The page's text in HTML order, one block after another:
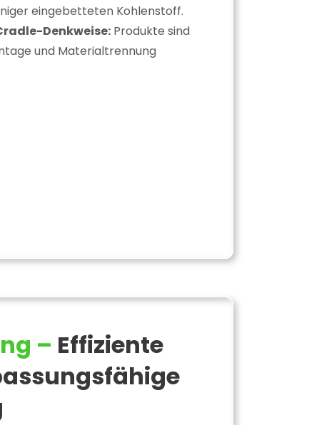
eingebetteten Kohlenstoff.
Denkweise:Produkte sind
und Materialtrennung
– Effiziente